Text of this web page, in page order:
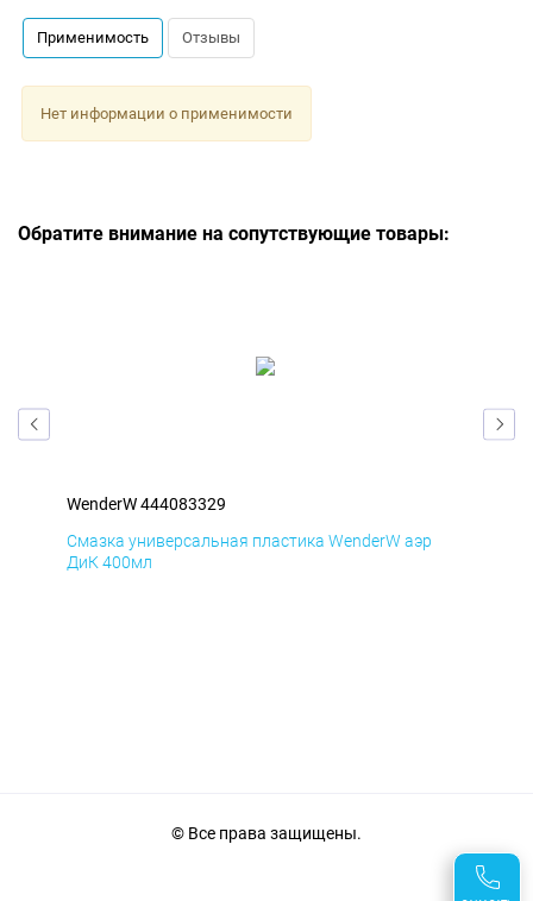
Применимость Отзывы
Нет информации о применимости
Обратите внимание на сопутствующие товары:
WenderW 444083329
Смазка универсальная пластика WenderW аэр
ДиК 400мл
© Все права защищены.